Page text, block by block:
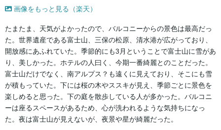
画像をもっと見る（楽天）
たまたま、天気がよかったので、バルコニーからの景色は最高だっ
た。世界遺産である富士山、三保の松原、清水港が広がっており、
開放感にあふれていた。季節的にも3月ということで富士山に雪があ
り、美しかった。ホテルの人曰く、今期一番綺麗とのことだった。
富士山だけでなく、南アルプス？も遠くに見えており、そこにも雪
が積もっていた。下には桜の木やススキが見え、季節ごとに景色を
楽しめると思った。下の庭を散歩している人が多かった。バルコニ
ーは座るスペースがあるため、心が洗われるような気持ちになっ
た。夜は富士山が見えないが、夜景や星が綺麗だった。